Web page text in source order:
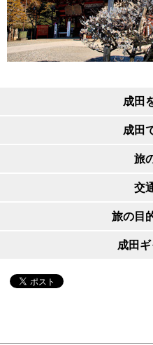
成田
成田
旅
交
旅の目
成田